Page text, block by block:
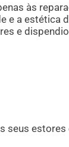
às
e a estética
e
seus